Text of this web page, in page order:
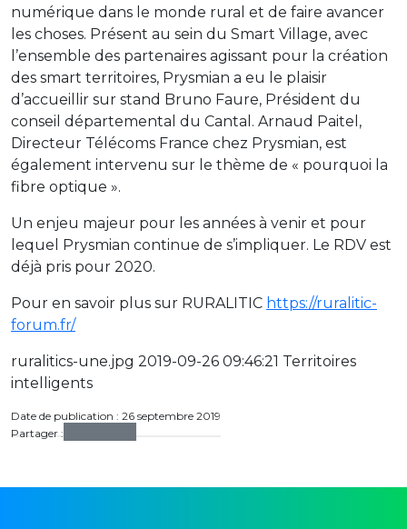
numérique dans le monde rural et de faire avancer
les choses. Présent au sein du Smart Village, avec
l’ensemble des partenaires agissant pour la création
des smart territoires, Prysmian a eu le plaisir
d’accueillir sur stand Bruno Faure, Président du
conseil départemental du Cantal. Arnaud Paitel,
Directeur Télécoms France chez Prysmian, est
également intervenu sur le thème de « pourquoi la
fibre optique ».
Un enjeu majeur pour les années à venir et pour
lequel Prysmian continue de s’impliquer. Le RDV est
déjà pris pour 2020.
Pour en savoir plus sur RURALITIC https://ruralitic-
forum.fr/
ruralitics-une.jpg 2019-09-26 09:46:21 Territoires
intelligents
Date de publication : 26 septembre 2019
Partager :